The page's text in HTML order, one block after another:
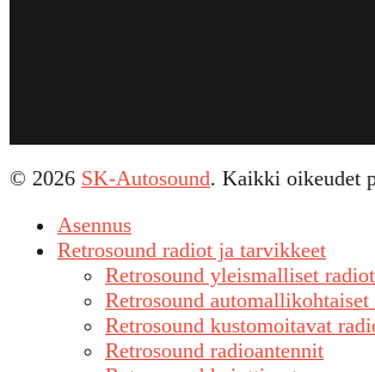
© 2026 SK-Autosound. Kaikki oikeudet
Asennus
Retrosound radiot ja tarvikkeet
Retrosound yleismalliset radiot
Retrosound
Retrosound kustomoitavat
Retrosound radioantennit